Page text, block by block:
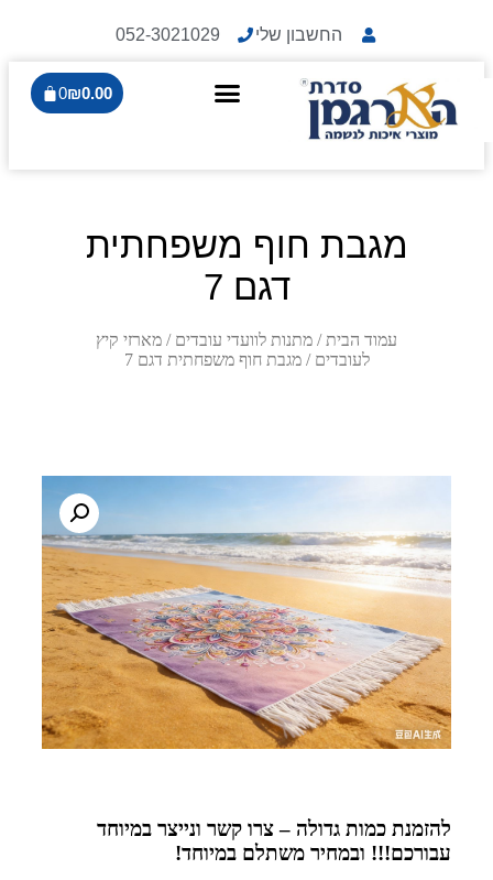
החשבון שלי 052-3021029
₪0.00
0
מגבת חוף משפחתית
דגם 7
עמוד הבית/מתנות לוועדי עובדים/מארזי קיץ
לעובדים/ מגבת חוף משפחתית דגם 7
להזמנת כמות גדולה – צרו קשר ונייצר במיוחד
עבורכם!!! ובמחיר משתלם במיוחד!